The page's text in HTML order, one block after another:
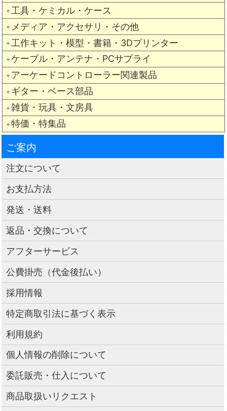
＋ 工具・ケミカル・ケース
＋ メディア・アクセサリ・その他
＋ 工作キット・模型・書籍・3Dプリンター
＋ ケーブル・アンテナ・PCサプライ
＋ アーケードコントローラー関連製品
＋ ギター・ベース部品
＋ 雑貨・玩具・文房具
＋ 特価・特集品
ご案内
注文について
お支払方法
発送・送料
返品・交換について
アフターサービス
公費掛売（代金後払い）
採用情報
特定商取引法に基づく表示
利用規約
個人情報の削除について
委託販売・仕入について
商品取扱いリクエスト